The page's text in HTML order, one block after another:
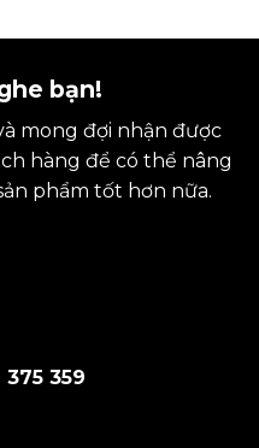
bạn!
mong đợi nhận được
hàng để có thể nâng
phẩm tốt hơn nữa.
375 359